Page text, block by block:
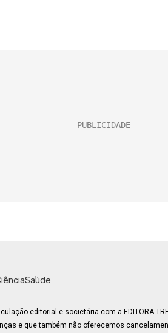
Saúde
editorial e societária com a EDITORA
e que também não oferecemos